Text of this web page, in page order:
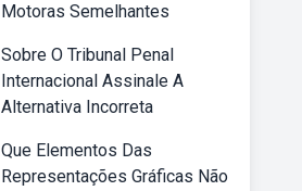
Motoras Semelhantes
Sobre O Tribunal Penal
Internacional Assinale A
Alternativa Incorreta
Que Elementos Das
Representações Gráficas Não